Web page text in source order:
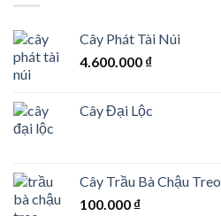
Cây Phát Tài Núi
4.600.000 ₫
Cây Đại Lộc
Cây Trầu Bà Chậu Treo
100.000 ₫